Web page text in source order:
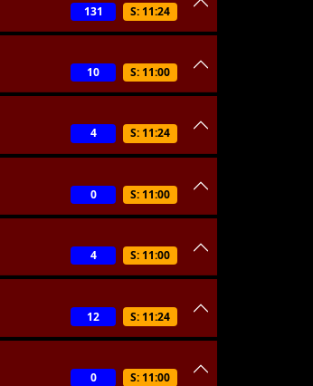
S: 11:24
131
S: 11:00
10
S: 11:24
4
S: 11:00
0
S: 11:00
4
S: 11:24
12
S: 11:00
0